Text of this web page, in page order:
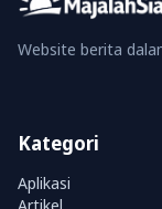
Website berita
Kategori
Aplikasi